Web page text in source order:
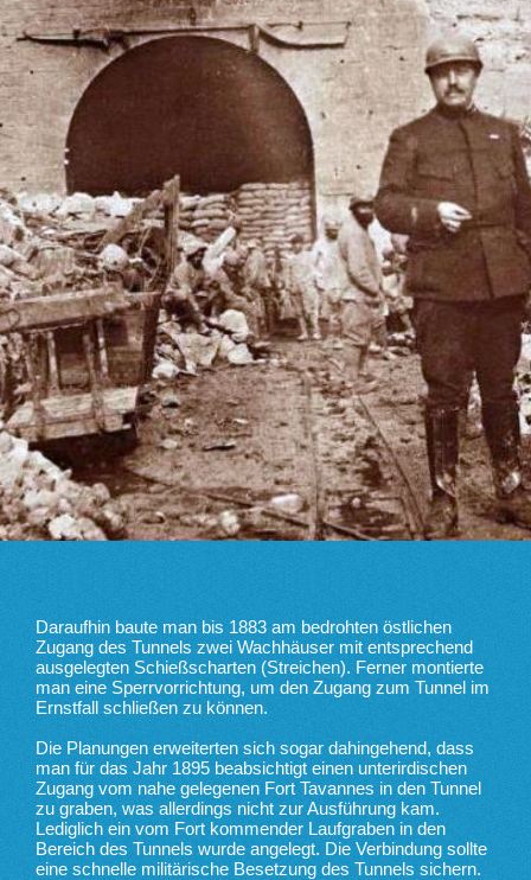
Daraufhin baute man bis 1883 am bedrohten östlichen
Zugang des Tunnels zwei Wachhäuser mit entsprechend
ausgelegten Schießscharten (Streichen). Ferner montierte
man eine Sperrvorrichtung, um den Zugang zum Tunnel im
Ernstfall schließen zu können.
Die Planungen erweiterten sich sogar dahingehend, dass
man für das Jahr 1895 beabsichtigt einen unterirdischen
Zugang vom nahe gelegenen Fort Tavannes in den Tunnel
zu graben, was allerdings nicht zur Ausführung kam.
Lediglich ein vom Fort kommender Laufgraben in den
Bereich des Tunnels wurde angelegt. Die Verbindung sollte
eine schnelle militärische Besetzung des Tunnels sichern.